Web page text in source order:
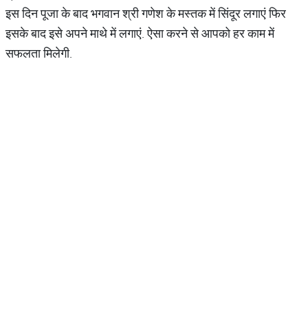
इस दिन पूजा के बाद भगवान श्री गणेश के मस्तक में सिंदूर लगाएं फिर
इसके बाद इसे अपने माथे में लगाएं. ऐसा करने से आपको हर काम में
सफलता मिलेगी.